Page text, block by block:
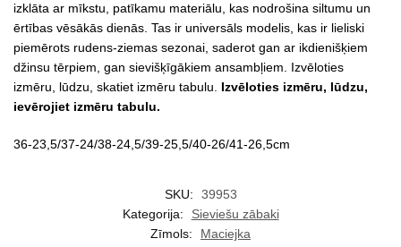
izklāta ar mīkstu, patīkamu materiālu, kas nodrošina siltumu un
ērtības vēsākās dienās. Tas ir universāls modelis, kas ir lieliski
piemērots rudens-ziemas sezonai, saderot gan ar ikdienišķiem
džinsu tērpiem, gan sievišķīgākiem ansambļiem. Izvēloties
izmēru, lūdzu, skatiet izmēru tabulu. Izvēloties izmēru, lūdzu,
ievērojiet izmēru tabulu.
36-23,5/37-24/38-24,5/39-25,5/40-26/41-26,5cm
SKU:
39953
Kategorija:
Sieviešu zābaki
Zīmols:
Maciejka